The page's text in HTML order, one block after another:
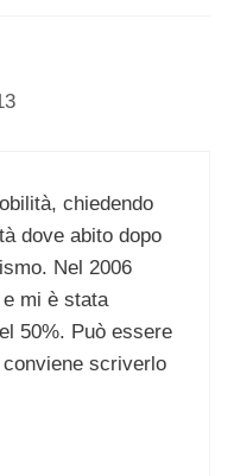
chiedendo
dove abito dopo
Nel 2006
mi è stata
50%. Può essere
scriverlo